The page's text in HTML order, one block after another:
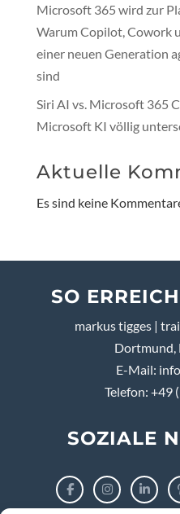
Microsoft 365 wird zur
Warum Copilot, Cowork
einer neuen Generation
sind
Siri AI vs. Microsoft 365
Microsoft KI völlig
Aktuelle
Es sind keine
SO
markus tigges |
Dortmund,
E-Mail:
Telefon: +49
SOZIALE